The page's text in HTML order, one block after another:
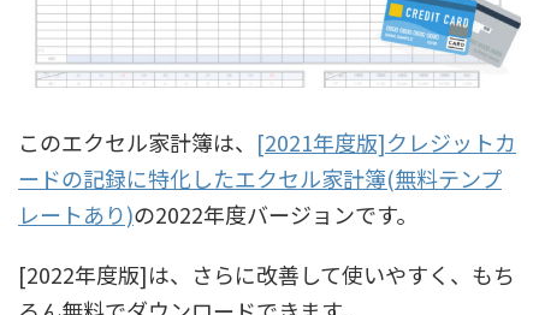
このエクセル家計簿は、 [2021年度版]クレジットカ
ードの記録に特化したエクセル家計簿(無料テンプ
レートあり)の2022年度バージョンです。
[2022年度版]は、さらに改善して使いやすく、もち